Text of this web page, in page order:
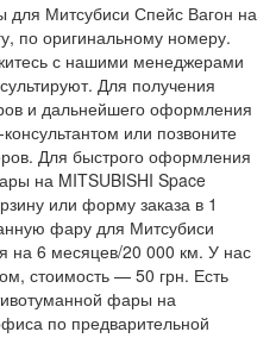
Митсубиси Спейс Вагон на
по оригинальному номеру.
с нашими менеджерами
Для получения
и дальнейшего оформления
или позвоните
Для быстрого оформления
на MITSUBISHI Space
или форму заказа в 1
фару для Митсубиси
на 6 месяцев/20 000 км. У нас
стоимость — 50 грн. Есть
фары на
по предварительной